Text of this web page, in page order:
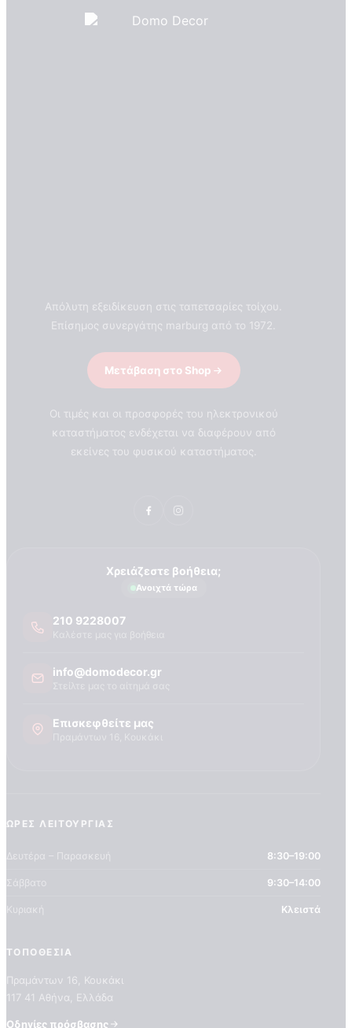
Απόλυτη εξειδίκευση στις ταπετσαρίες τοίχου.
Επίσημος συνεργάτης marburg από το 1972.
Μετάβαση στο Shop
Οι τιμές και οι προσφορές του ηλεκτρονικού
καταστήματος ενδέχεται να διαφέρουν από
εκείνες του φυσικού καταστήματος.
Χρειάζεστε βοήθεια;
Ανοιχτά τώρα
210 9228007
info@domodecor.gr
Επισκεφθείτε μας
ΏΡΕΣ ΛΕΙΤΟΥΡΓΊΑΣ
Δευτέρα – Παρασκευή 8:30–19:00
Σάββατο 9:30–14:00
Κυριακή Κλειστά
ΤΟΠΟΘΕΣΊΑ
Πραμάντων 16, Κουκάκι
117 41 Αθήνα, Ελλάδα
Οδηγίες πρόσβασης